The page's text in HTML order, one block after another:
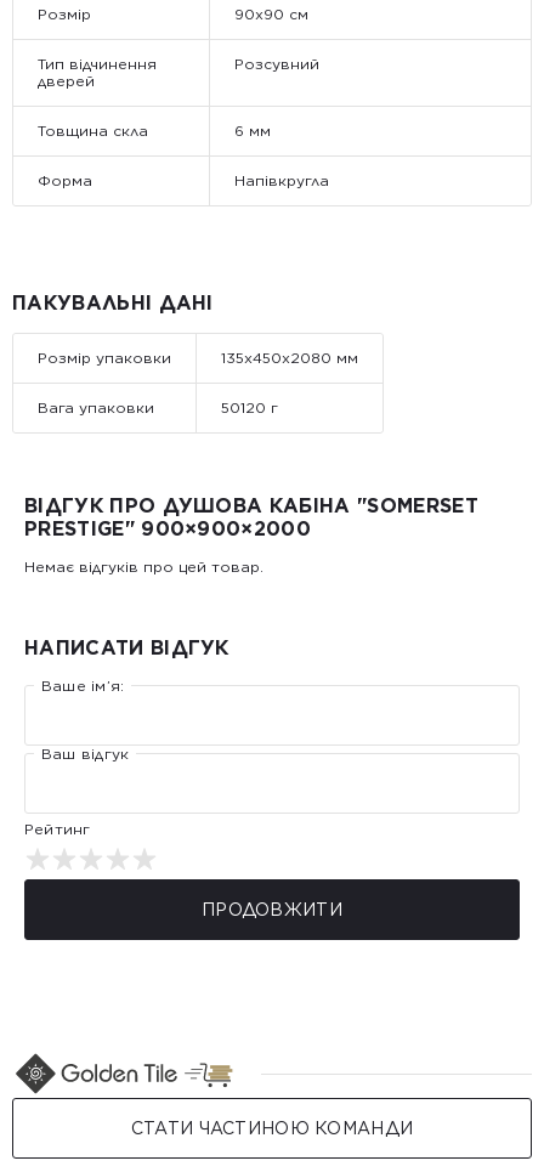
Розмір 90х90 см
Тип відчинення
дверей
Розсувний
Товщина скла 6 мм
Форма Напівкругла
ПАКУВАЛЬНІ ДАНІ
Розмір упаковки 135x450x2080 мм
Вага упаковки 50120 г
ВІДГУК ПРО ДУШОВА КАБІНА "SOMERSET
PRESTIGE" 900×900×2000
Немає відгуків про цей товар.
НАПИСАТИ ВІДГУК
Ваше ім’я:
Ваш відгук
Рейтинг
ПРОДОВЖИТИ
СТАТИ ЧАСТИНОЮ КОМАНДИ